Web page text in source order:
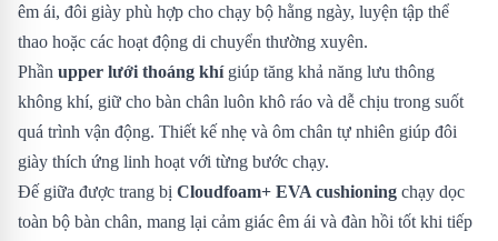
êm ái, đôi giày phù hợp cho chạy bộ hằng ngày, luyện tập thể
thao hoặc các hoạt động di chuyển thường xuyên.
Phần upper lưới thoáng khígiúp tăng khả năng lưu thông
không khí, giữ cho bàn chân luôn khô ráo và dễ chịu trong suốt
quá trình vận động. Thiết kế nhẹ và ôm chân tự nhiên giúp đôi
giày thích ứng linh hoạt với từng bước chạy.
Đế giữa được trang bị Cloudfoam+ EVA cushioning chạy dọc
toàn bộ bàn chân, mang lại cảm giác êm ái và đàn hồi tốt khi tiếp